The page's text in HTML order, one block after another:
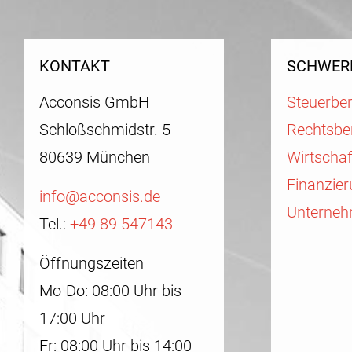
KONTAKT
Acconsis GmbH
Schloßschmidstr. 5
80639 München
info@acconsis.de
Tel.: +49 89 547143
Öffnungszeiten
Mo-Do: 08:00 Uhr bis
17:00 Uhr
Fr: 08:00 Uhr bis 14:00